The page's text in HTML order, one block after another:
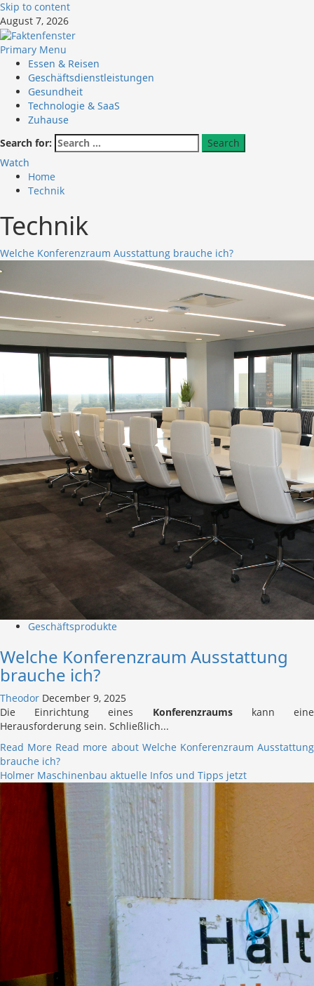
Skip to content
August 7, 2026
Primary Menu
Essen & Reisen
Geschäftsdienstleistungen
Gesundheit
Technologie & SaaS
Zuhause
Search for:
Watch
Home
Technik
Technik
Welche Konferenzraum Ausstattung brauche ich?
Geschäftsprodukte
Welche Konferenzraum Ausstattung
brauche ich?
Theodor December 9, 2025
Die Einrichtung eines Konferenzraumskann eine
Herausforderung sein. Schließlich...
Read More Read more about Welche Konferenzraum Ausstattung
brauche ich?
Holmer Maschinenbau aktuelle Infos und Tipps jetzt